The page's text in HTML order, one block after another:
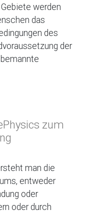
werden
das
des
der
zum
man die
entweder
oder
oder durch